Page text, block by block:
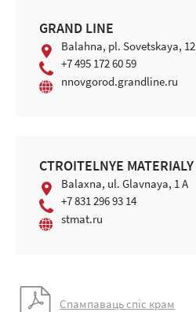
GRAND LINE
Balahna, pl. Sovetskaya, 12
+7 495 172 60 59
nnovgorod.grandline.ru
СTROITELNYE MATERIALY
Balaхna, ul. Glavnaya, 1 A
+7 831 296 93 14
stmat.ru
Спампаваць спіс крам